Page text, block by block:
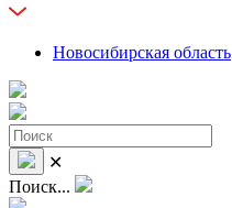
Новосибирская область
✕
Поиск...